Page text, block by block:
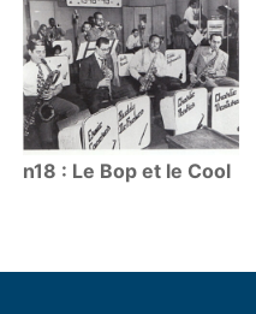
n18 : Le Bop et le Cool